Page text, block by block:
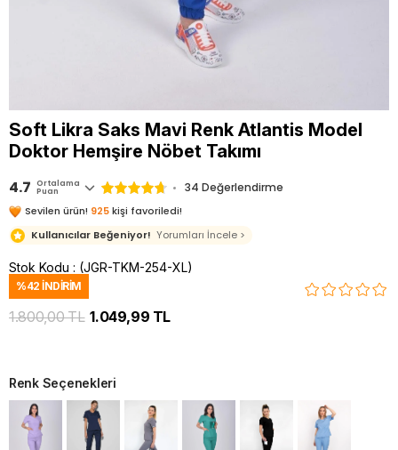
Soft Likra Saks Mavi Renk Atlantis Model
Doktor Hemşire Nöbet Takımı
4.7 Ortalama
Puan 34 Değerlendirme
Sevilen ürün! 925kişi favoriledi!
Kullanıcılar Beğeniyor! Yorumları İncele >
Stok Kodu (JGR-TKM-254-XL)
%42 İNDIRIM
1.800,00 TL 1.049,99 TL
Renk Seçenekleri